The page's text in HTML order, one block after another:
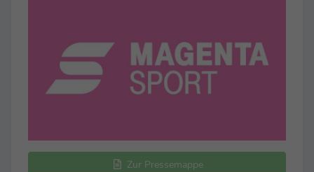
Zur Pressemappe